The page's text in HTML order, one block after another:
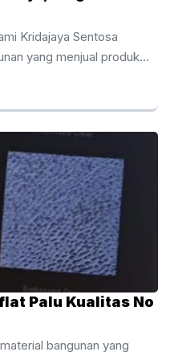
Kridajaya Sentosa
yang menjual produk
berbahan polycarbonate
di gunakan sebagai
dengan pencahayaan
besar sudah banyak
tersebut. Sebagai salah
yang terbaik di wilayah
keunggulan yang
Palu Kualitas No
bangunan yang